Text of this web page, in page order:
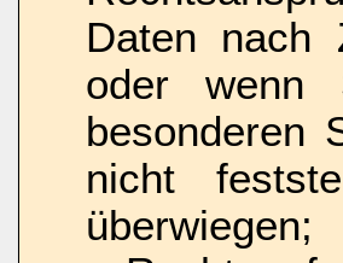
Daten nach
oder wenn
besonderen
nicht
überwiegen;